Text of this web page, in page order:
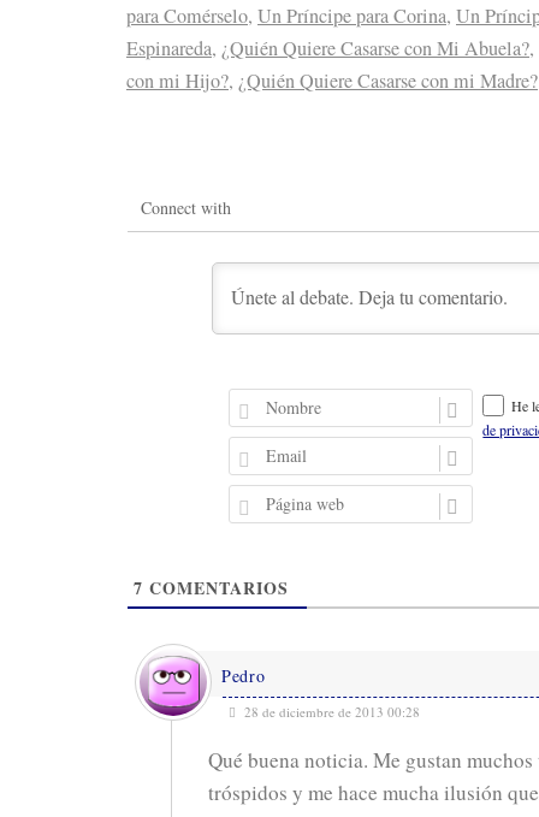
para Comérselo, Un Príncipe para Corina, Un
Espinareda, ¿Quién Quiere Casarse con Mi Abuela?,
con mi Hijo?, ¿Quién Quiere Casarse con mi Madre?
Connect with
N
o
m
r
m
a
á
a
He
de
7 COMENTARIOS
Pedro
28 de diciembre de 2013 00:28
Qué buena noticia. Me gustan
tróspidos y me hace mucha ilusión